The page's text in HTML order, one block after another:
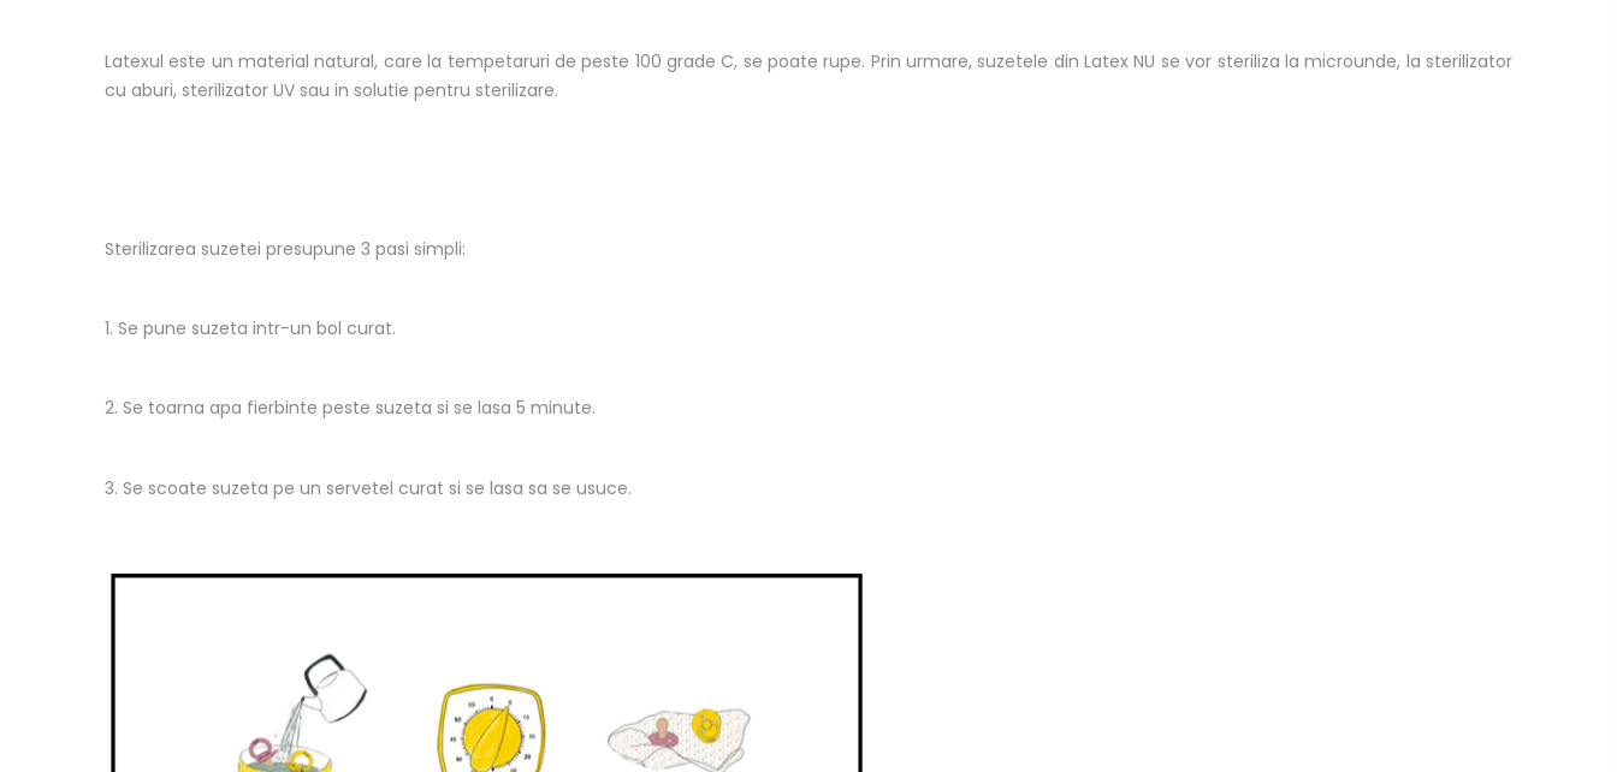
Latexul este un material natural, care la tempetaruri de peste 100 grade C, se poate rupe. Prin urmare, suzetele din Latex NU se vor steriliza la microunde, la sterilizator
cu aburi, sterilizator UV sau in solutie pentru sterilizare.
Sterilizarea suzetei presupune 3 pasi simpli:
1. Se pune suzeta intr-un bol curat.
2. Se toarna apa fierbinte peste suzeta si se lasa 5 minute.
3. Se scoate suzeta pe un servetel curat si se lasa sa se usuce.